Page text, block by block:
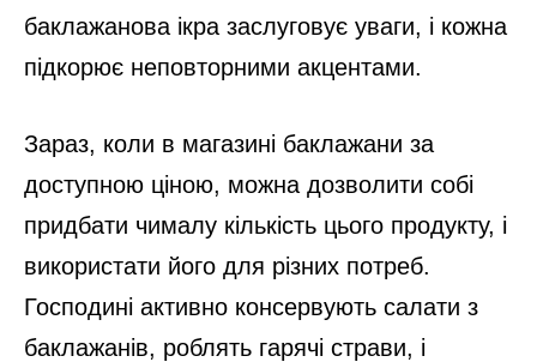
баклажанова ікра заслуговує уваги, і кожна
підкорює неповторними акцентами.
Зараз, коли в магазині баклажани за
доступною ціною, можна дозволити собі
придбати чималу кількість цього продукту, і
використати його для різних потреб.
Господині активно консервують салати з
баклажанів, роблять гарячі страви, і